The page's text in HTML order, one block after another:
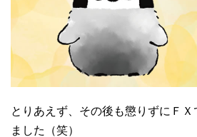
とりあえず、その後も懲りずにＦ
ました（笑）